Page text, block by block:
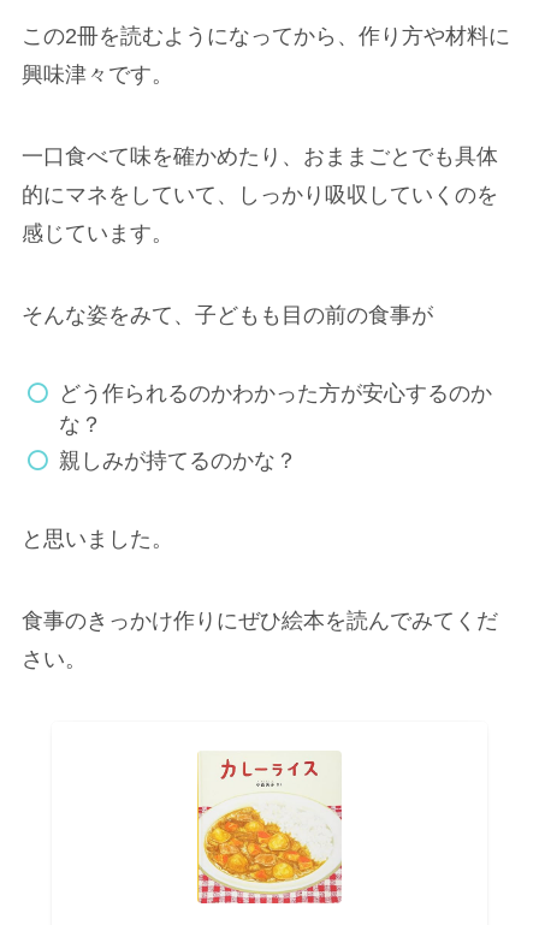
この2冊を読むようになってから、作り方や材料に
興味津々です。
一口食べて味を確かめたり、おままごとでも具体
的にマネをしていて、しっかり吸収していくのを
感じています。
そんな姿をみて、子どもも目の前の食事が
どう作られるのかわかった方が安心するのか
な？
親しみが持てるのかな？
と思いました。
食事のきっかけ作りにぜひ絵本を読んでみてくだ
さい。